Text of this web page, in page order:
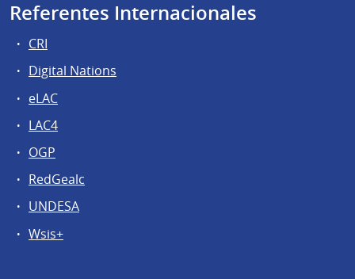
Referentes Internacionales
CRI
Digital Nations
eLAC
LAC4
OGP
RedGealc
UNDESA
Wsis+